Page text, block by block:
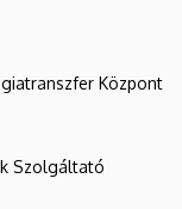
Központ
Szolgáltató